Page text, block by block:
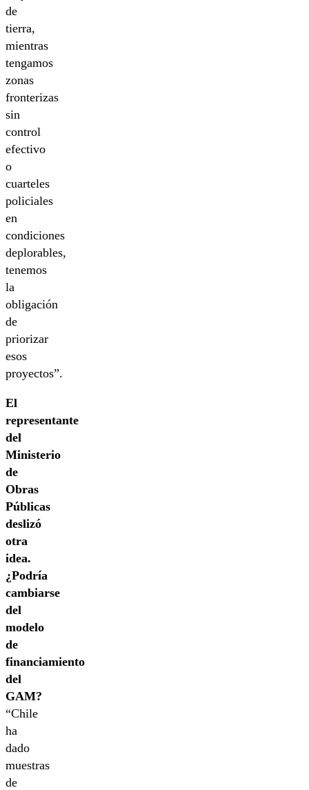
de
tierra,
mientras
tengamos
zonas
fronterizas
sin
control
efectivo
o
cuarteles
policiales
en
condiciones
deplorables,
tenemos
la
obligación
de
priorizar
esos
proyectos”.
El
representante
del
Ministerio
de
Obras
Públicas
deslizó
otra
idea.
¿Podría
cambiarse
del
modelo
de
financiamiento
del
GAM?
“Chile
ha
dado
muestras
de